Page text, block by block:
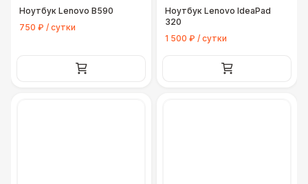
Ноутбук Lenovo B590
750 ₽ / сутки
Ноутбук Lenovo IdeaPad
320
1 500 ₽ / сутки